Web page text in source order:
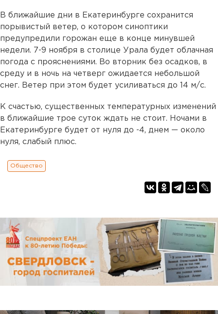
В ближайшие дни в Екатеринбурге сохранится
порывистый ветер, о котором синоптики
предупредили горожан еще в конце минувшей
недели. 7-9 ноября в столице Урала будет облачная
погода с прояснениями. Во вторник без осадков, в
среду и в ночь на четверг ожидается небольшой
снег. Ветер при этом будет усиливаться до 14 м/с.
К счастью, существенных температурных изменений
в ближайшие трое суток ждать не стоит. Ночами в
Екатеринбурге будет от нуля до -4, днем — около
нуля, слабый плюс.
Общество